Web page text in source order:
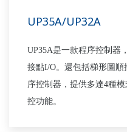
UP35A/UP32A
UP35A是一款程序控制器
接點I/O。還包括梯形圖順
序控制器，提供多達4種
控功能。